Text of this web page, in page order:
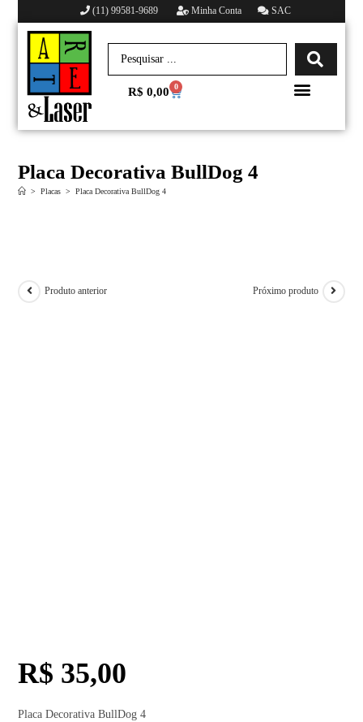
(11) 99581-9689 Minha Conta SAC
R$ 0,00 0
Placa Decorativa BullDog 4
> Placas > Placa Decorativa BullDog 4
Produto anterior Próximo produto
R$ 35,00
Placa Decorativa BullDog 4